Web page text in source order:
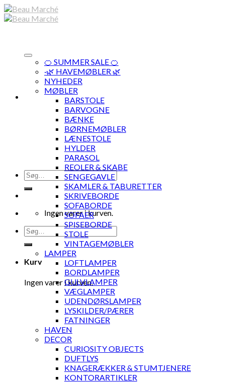
Skip
to
Søg
efter:
Ingen varer i kurven.
Søg
efter:
Kurv
Ingen varer i kurven.
🍊 SUMMER SALE 🍊
·🌿 HAVEMØBLER 🌿
NYHEDER
MØBLER
BARSTOLE
BARVOGNE
BÆNKE
BØRNEMØBLER
LÆNESTOLE
HYLDER
PARASOL
REOLER & SKABE
SENGEGAVLE
SKAMLER & TABURETTER
SKRIVEBORDE
SOFABORDE
SOFAER
SPISEBORDE
STOLE
VINTAGEMØBLER
LAMPER
LOFTLAMPER
BORDLAMPER
GULVLAMPER
VÆGLAMPER
UDENDØRSLAMPER
LYSKILDER/PÆRER
FATNINGER
HAVEN
DECOR
CURIOSITY OBJECTS
DUFTLYS
KNAGERÆKKER & STUMTJENERE
KONTORARTIKLER